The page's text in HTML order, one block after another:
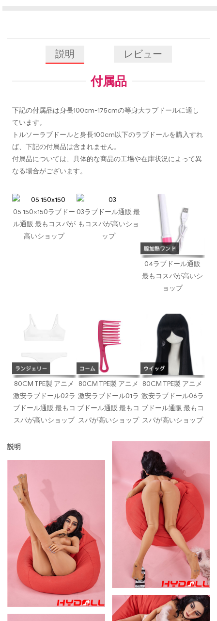
説明 レビュー
付属品
下記の付属品は身長100cm-175cmの等身大ラブドールに適し
ています。
トルソーラブドールと身長100cm以下のラブドールを購入すれ
ば、下記の付属品は含まれません。
付属品については、具体的な商品の工場や在庫状況によって異
なる場合がございます。
05 150×150ラブドー
ル通販 最もコスパが
高いショップ
03ラブドール通販 最
もコスパが高いショ
ップ
04ラブドール通販
最もコスパが高いシ
ョップ
80CM TPE製 アニメ
激安ラブドール02ラ
ブドール通販 最もコ
スパが高いショップ
80CM TPE製 アニメ
激安ラブドール01ラ
ブドール通販 最もコ
スパが高いショップ
80CM TPE製 アニメ
激安ラブドール06ラ
ブドール通販 最もコ
スパが高いショップ
説明